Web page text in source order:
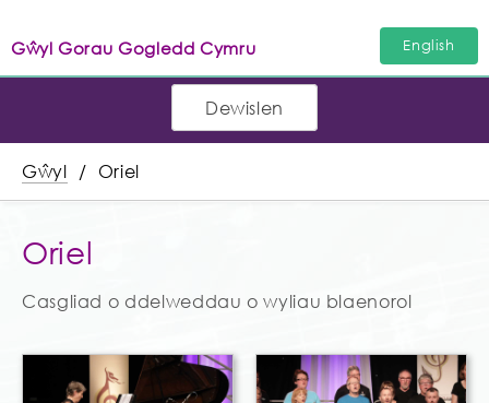
Gŵyl Gorau Gogledd Cymru English
Dewislen
Gŵyl Oriel
Oriel
Casgliad o ddelweddau o wyliau blaenorol